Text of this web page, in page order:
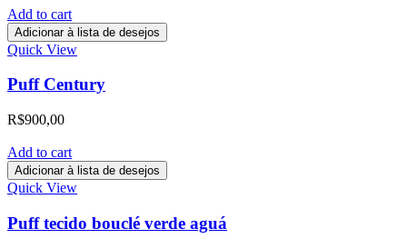
Add to cart
Adicionar à lista de desejos
Quick View
Puff Century
R$900,00
Add to cart
Adicionar à lista de desejos
Quick View
Puff tecido bouclé verde aguá